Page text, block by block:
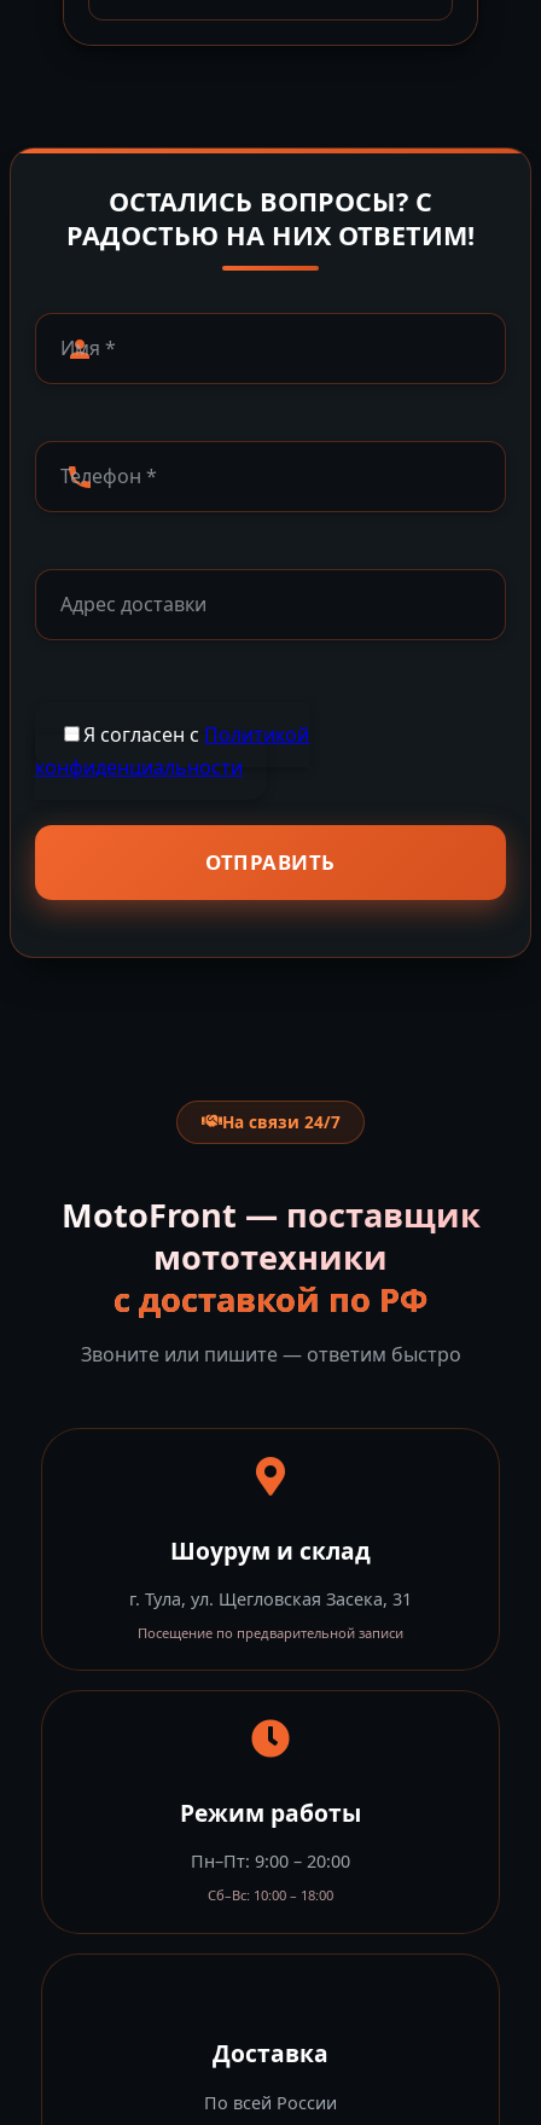
ОСТАЛИСЬ ВОПРОСЫ? С
РАДОСТЬЮ НА НИХ ОТВЕТИМ!
Я согласен с Политикой
конфиденциальности
На связи 24/7
MotoFront — поставщик
мототехники
с доставкой по РФ
Звоните или пишите — ответим быстро
Шоурум и склад
г. Тула, ул. Щегловская Засека, 31
Посещение по предварительной записи
Режим работы
Пн–Пт: 9:00 – 20:00
Сб–Вс: 10:00 – 18:00
Доставка
По всей России